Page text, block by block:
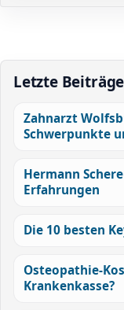
Letzte Beiträge
Zahnarzt
Schwerpunkte
Hermann
Erfahrungen
Die 10 besten
Osteopathie-
Krankenkasse?